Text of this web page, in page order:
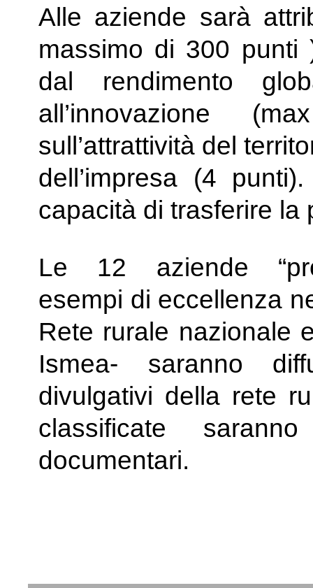
Alle aziende sarà
massimo di 300
dal rendimento
all’innovazione
sull’attrattività del
dell’impresa (4
capacità di trasferire la
Le 12 aziende
esempi di eccellenza
Rete rurale nazionale
Ismea- saranno
divulgativi della rete
classificate
documentari.